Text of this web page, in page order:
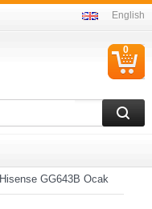
English
0
Hisense GG643B Ocak